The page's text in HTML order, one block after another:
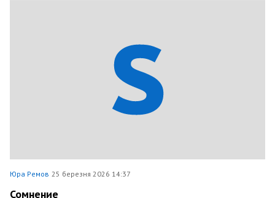
Юра Ремов 25 березня 2026 14:37
Сомнение